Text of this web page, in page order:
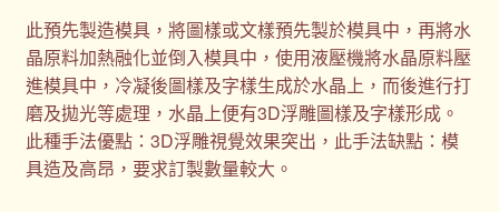
此預先製造模具，將圖樣或文樣預先製於模具中，再將水
晶原料加熱融化並倒入模具中，使用液壓機將水晶原料壓
進模具中，冷凝後圖樣及字樣生成於水晶上，而後進行打
磨及拋光等處理，水晶上便有3D浮雕圖樣及字樣形成。
此種手法優點：3D浮雕視覺效果突出，此手法缺點：模
具造及高昂，要求訂製數量較大。